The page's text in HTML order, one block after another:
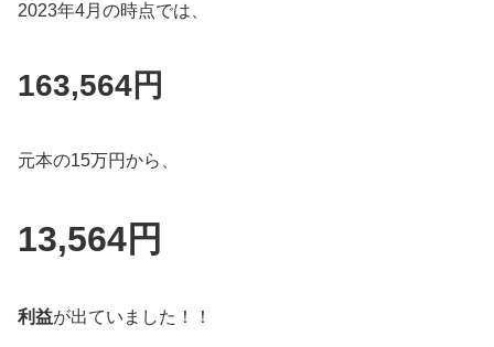
2023年4月の時点では、
163,564円
元本の15万円から、
13,564円
利益が出ていました！！